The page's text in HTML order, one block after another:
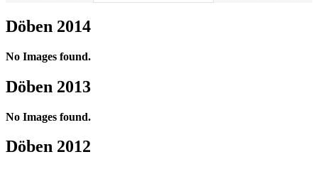
Döben 2014
No Images found.
Döben 2013
No Images found.
Döben 2012